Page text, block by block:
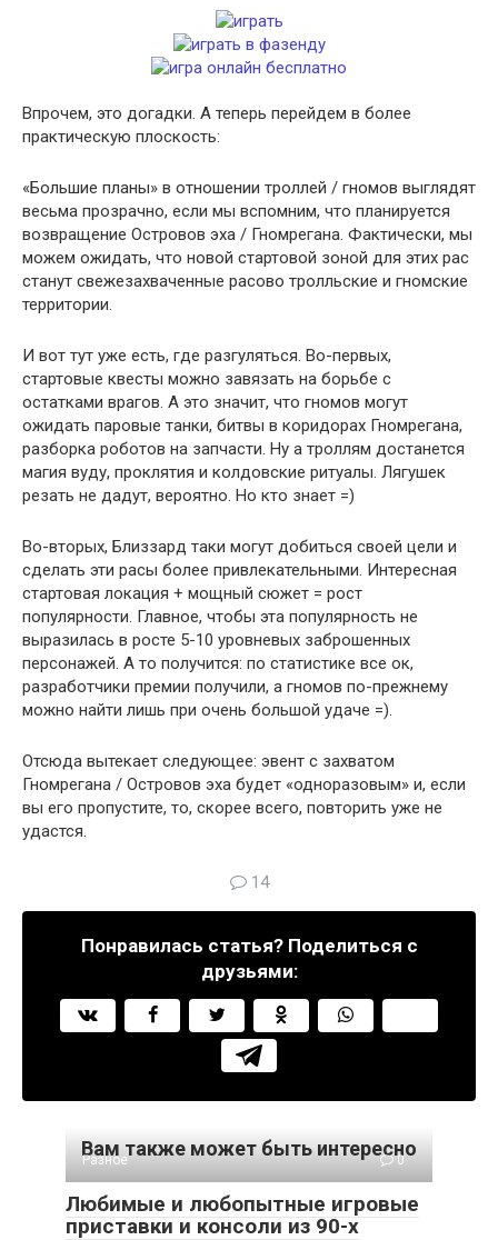
Впрочем, это догадки. А теперь перейдем в более
практическую плоскость:
«Большие планы» в отношении троллей / гномов выглядят
весьма прозрачно, если мы вспомним, что планируется
возвращение Островов эха / Гномрегана. Фактически, мы
можем ожидать, что новой стартовой зоной для этих рас
станут свежезахваченные расово тролльские и гномские
территории.
И вот тут уже есть, где разгуляться. Во-первых,
стартовые квесты можно завязать на борьбе с
остатками врагов. А это значит, что гномов могут
ожидать паровые танки, битвы в коридорах Гномрегана,
разборка роботов на запчасти. Ну а троллям достанется
магия вуду, проклятия и колдовские ритуалы. Лягушек
резать не дадут, вероятно. Но кто знает =)
Во-вторых, Близзард таки могут добиться своей цели и
сделать эти расы более привлекательными. Интересная
стартовая локация + мощный сюжет = рост
популярности. Главное, чтобы эта популярность не
выразилась в росте 5-10 уровневых заброшенных
персонажей. А то получится: по статистике все ок,
разработчики премии получили, а гномов по-прежнему
можно найти лишь при очень большой удаче =).
Отсюда вытекает следующее: эвент с захватом
Гномрегана / Островов эха будет «одноразовым» и, если
вы его пропустите, то, скорее всего, повторить уже не
удастся.
14
Понравилась статья? Поделиться с
друзьями:
Вам также может быть интересно
Разное 0
Любимые и любопытные игровые
приставки и консоли из 90-х